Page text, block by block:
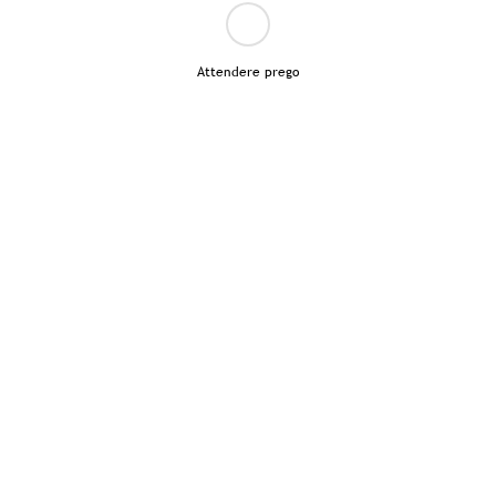
Attendere prego